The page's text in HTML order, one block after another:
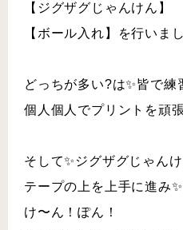
【ジグザグじゃんけん】
【ボール入れ】を行い
どっちが多い?は✨皆で練
個人個人でプリントを頑
そして✨ジグザグじゃん
テープの上を上手に進み
け〜ん！ぽん！